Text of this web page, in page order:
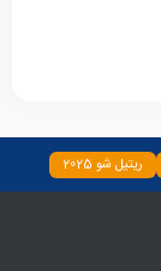
ریتیل شو 2025